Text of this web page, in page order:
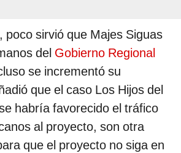
poco sirvió que Majes Siguas
del Gobierno Regional
se incrementó su
que el caso Los Hijos del
habría favorecido el tráfico
al proyecto, son otra
que el proyecto no siga en